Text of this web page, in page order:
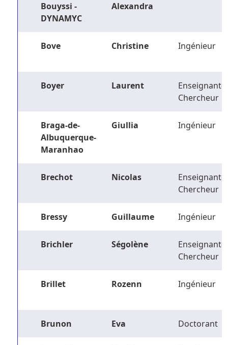
Bouyssi -
DYNAMYC
Alexandra
Bove Christine Ingénieur
Boyer Laurent
Enseignant-
Chercheur
Braga-de-
Albuquerque-
Maranhao
Giullia Ingénieur
Brechot Nicolas
Enseignant-
Chercheur
Bressy Guillaume Ingénieur
Brichler Ségolène
Enseignant-
Chercheur
Brillet Rozenn Ingénieur
Brunon Eva Doctorant